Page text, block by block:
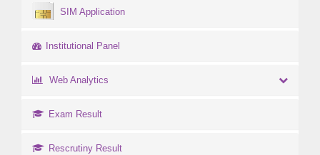
SIM Application
Institutional Panel
Web Analytics
Exam Result
Rescrutiny Result